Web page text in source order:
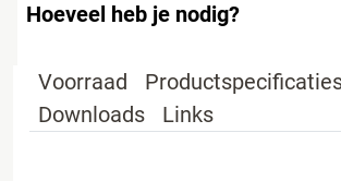
Hoeveel heb je nodig?
Voorraad
Downloads
Links